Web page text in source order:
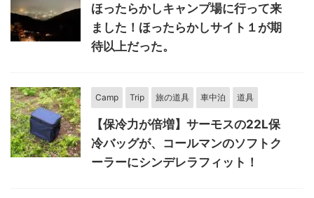
ほったらかしキャンプ場に行って来
ました！ほったらかしサイト１が期
待以上だった。
Camp Trip 旅の道具 車中泊 道具
【保冷力が倍増】サーモスの22L保
冷バッグが、コールマンのソフトク
ーラーにシンデレラフィット！